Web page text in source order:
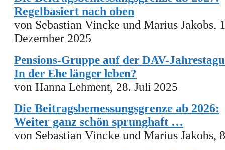
Regelbasiert nach oben
von Sebastian Vincke und Marius Jakobs,
Dezember 2025
Pensions-Gruppe auf der DAV-
In der Ehe länger leben?
von Hanna Lehment, 28. Juli 2025
Die Beitragsbemessungsgrenze ab 2026:
Weiter ganz schön sprunghaft …
von Sebastian Vincke und Marius Jakobs,